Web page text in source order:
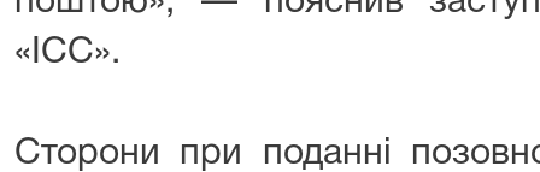
«ІСС».
Сторони при поданні